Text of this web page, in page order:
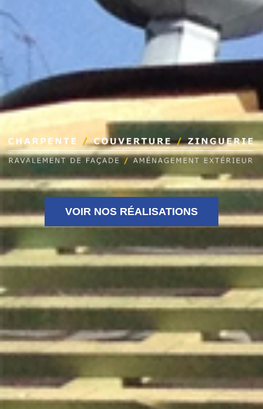
VOIR NOS RÉALISATIONS